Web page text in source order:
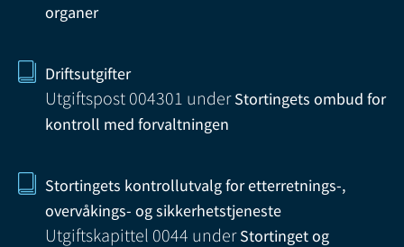
organer
Driftsutgifter
Utgiftspost 004301 underStortingets ombud for
kontroll med forvaltningen
Stortingets kontrollutvalg for etterretnings-,
overvåkings- og sikkerhetstjeneste
Utgiftskapittel 0044 underStortinget og